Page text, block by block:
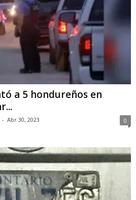
a 5 hondureños en
- Abr 30, 2023 0